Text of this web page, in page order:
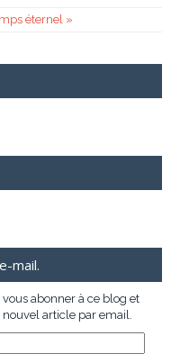
éternel »
mail.
abonner à ce blog et
article par email.